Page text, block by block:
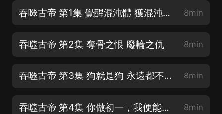
吞噬古帝 第1集 覺醒混沌體 獲混沌吞噬塔 8min
吞噬古帝 第2集 奪骨之恨 廢輪之仇 8min
吞噬古帝 第3集 狗就是狗 永遠都不可能成為人 8min
吞噬古帝 第4集 你做初一，我便能做十五 8min